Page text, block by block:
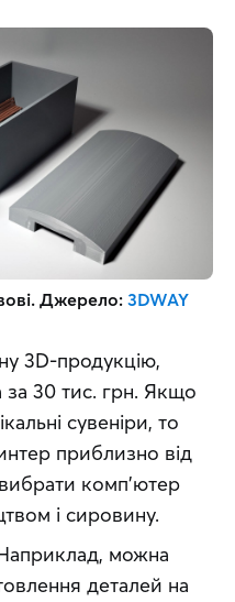
Джерело: 3DWAY
3D-продукцію,
за 30 тис. грн. Якщо
сувеніри, то
приблизно від
комп'ютер
і сировину.
можна
деталей на